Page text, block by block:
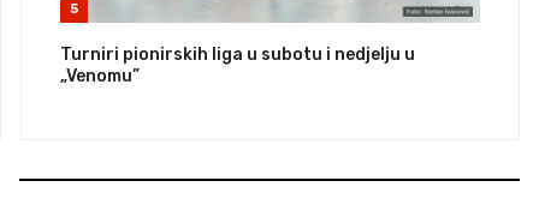
5
Turniri pionirskih liga u subotu i nedjelju u
„Venomu”